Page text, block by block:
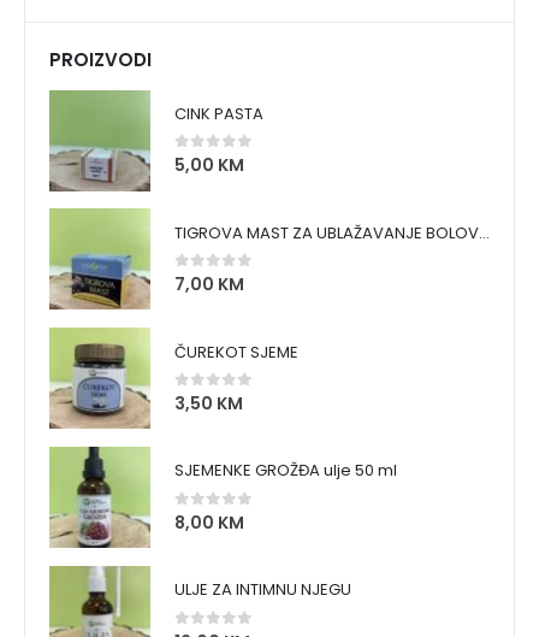
PROIZVODI
CINK PASTA
0 out of 5
5,00 KM
TIGROVA MAST ZA UBLAŽAVANJE BOLOVA I ZAGRIJAVANJE MIŠIĆA
0 out of 5
7,00 KM
ČUREKOT SJEME
0 out of 5
3,50 KM
SJEMENKE GROŽĐA ulje 50 ml
0 out of 5
8,00 KM
ULJE ZA INTIMNU NJEGU